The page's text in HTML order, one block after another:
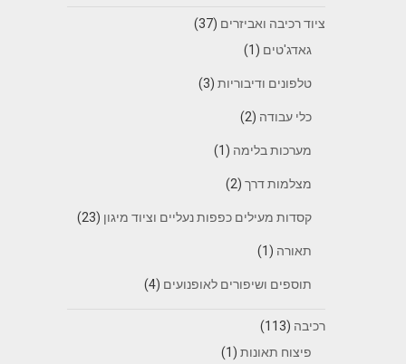
ציוד רכיבה ואביזרים (37)
גאדג'טים (1)
טלפונים ודיבוריות(3)
כלי עבודה (2)
מערכות בלימה (1)
מצלמות דרך(2)
קסדות מעילים כפפות נעליים וציוד מיגון (23)
תאורה (1)
תוספים ושיפורים לאופנועים (4)
רכיבה (113)
פיצוח תאונות(1)